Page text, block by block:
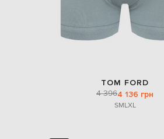
TOM FORD
4 3964 136 грн
SMLXL